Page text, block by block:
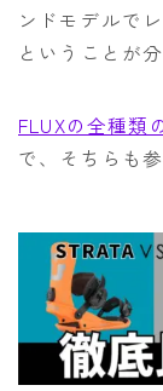
ンドモデルで
ということが
FLUXの全種類
で、そちらも